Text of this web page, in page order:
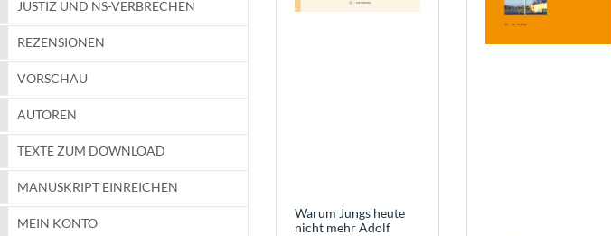
JUSTIZ UND NS-VERBRECHEN
REZENSIONEN
VORSCHAU
AUTOREN
TEXTE ZUM DOWNLOAD
MANUSKRIPT EINREICHEN
MEIN KONTO
Warum Jungs heute
nicht mehr Adolf